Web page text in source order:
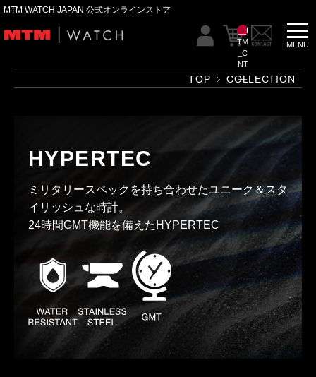
MTM WATCH JAPAN 公式オンラインストア
__I
TM
_C
NT
__
TOP COLLECTION
HYPERTEC
ミリタリースペックを持ち合わせたユニーク＆スタ
イリッシュな時計。
24時間GMT機能を備えたHYPERTEC